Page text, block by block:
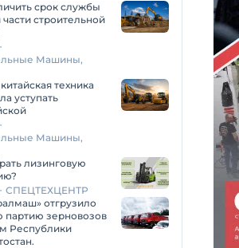
срок службы
строительной
Машины,
техника
уступать
Машины,
лизинговую
СПЕЦТЕХЦЕНТР
отгрузило
партию зерновозов
Республики